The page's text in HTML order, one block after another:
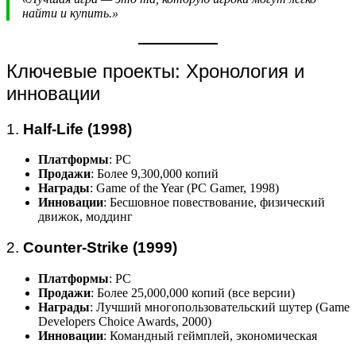
найти и купить.»
Ключевые проекты: Хронология и
инновации
1. Half-Life (1998)
Платформы: PC
Продажи: Более 9,300,000 копий
Награды: Game of the Year (PC Gamer, 1998)
Инновации: Бесшовное повествование, физический
движок, моддинг
2. Counter-Strike (1999)
Платформы: PC
Продажи: Более 25,000,000 копий (все версии)
Награды: Лучший многопользовательский шутер (Game
Developers Choice Awards, 2000)
Инновации: Командный геймплей, экономическая